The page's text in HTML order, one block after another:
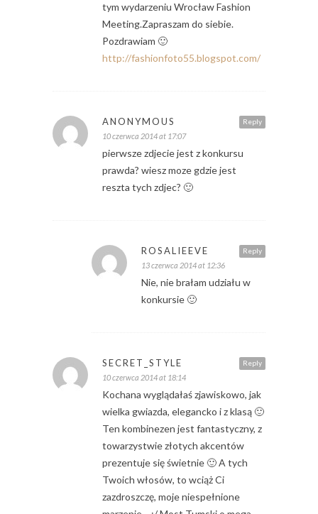
tym wydarzeniu Wrocław Fashion
Meeting.Zapraszam do siebie.
Pozdrawiam 🙂
http://fashionfoto55.blogspot.com/
Reply
ANONYMOUS
10 czerwca 2014 at 17:07
pierwsze zdjecie jest z konkursu
prawda? wiesz moze gdzie jest
reszta tych zdjec? 🙂
Reply
ROSALIEEVE
13 czerwca 2014 at 12:36
Nie, nie brałam udziału w
konkursie 🙂
Reply
SECRET_STYLE
10 czerwca 2014 at 18:14
Kochana wyglądałaś zjawiskowo, jak
wielka gwiazda, elegancko i z klasą 🙂
Ten kombinezen jest fantastyczny, z
towarzystwie złotych akcentów
prezentuje się świetnie 🙂 A tych
Twoich włosów, to wciąż Ci
zazdroszczę, moje niespełnione